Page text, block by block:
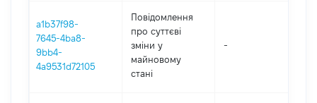
a1b37f98-
7645-4ba8-
9bb4-
4a9531d72105
Повідомлення
про суттєві
зміни y
майновому
стані
-